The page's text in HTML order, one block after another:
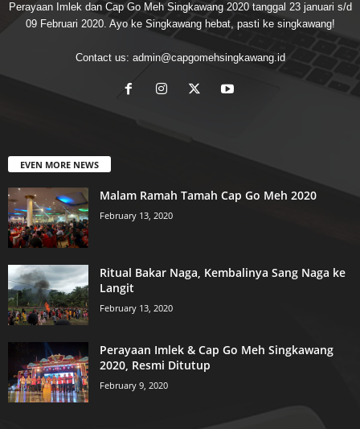
Perayaan Imlek dan Cap Go Meh Singkawang 2020 tanggal 23 januari s/d
09 Februari 2020. Ayo ke Singkawang hebat, pasti ke singkawang!
Contact us: admin@capgomehsingkawang.id
EVEN MORE NEWS
Malam Ramah Tamah Cap Go Meh 2020
February 13, 2020
Ritual Bakar Naga, Kembalinya Sang Naga ke
Langit
February 13, 2020
Perayaan Imlek & Cap Go Meh Singkawang
2020, Resmi Ditutup
February 9, 2020